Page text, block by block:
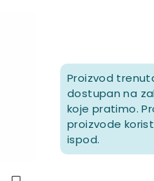
Proizvod
dostupan na
koje pratimo.
proizvode
ispod.